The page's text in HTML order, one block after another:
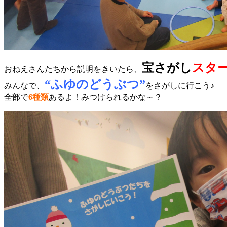
おねえさんたちから説明をきいたら、 宝さがしスタ
みんなで、 “ふゆのどうぶつ”をさがしに行こう♪
全部で6種類あるよ！みつけられるかな～？